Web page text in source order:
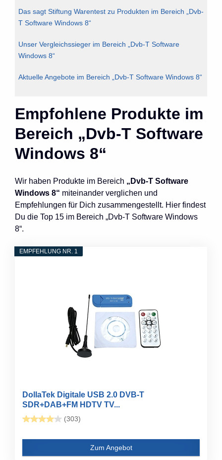
Das sagt Stiftung Warentest zu Produkten im Bereich „Dvb-
T Software Windows 8“
Unser Vergleichssieger im Bereich „Dvb-T Software
Windows 8“
Aktuelle Angebote im Bereich „Dvb-T Software Windows 8“
Empfohlene Produkte im
Bereich „Dvb-T Software
Windows 8“
Wir haben Produkte im Bereich „Dvb-T Software
Windows 8“ miteinander verglichen und
Empfehlungen für Dich zusammengestellt. Hier findest
Du die Top 15 im Bereich „Dvb-T Software Windows
8“.
EMPFEHLUNG NR. 1
DollaTek Digitale USB 2.0 DVB-T
SDR+DAB+FM HDTV TV...
(303)
Zum Angebot